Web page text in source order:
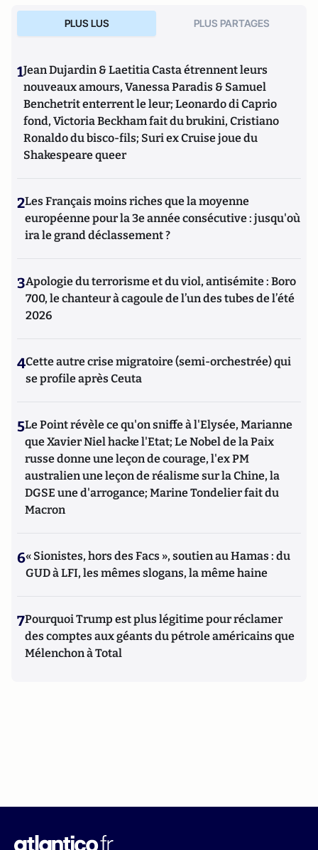
PLUS LUS PLUS PARTAGES
1Jean Dujardin & Laetitia Casta étrennent leurs
nouveaux amours, Vanessa Paradis & Samuel
Benchetrit enterrent le leur; Leonardo di Caprio
fond, Victoria Beckham fait du brukini, Cristiano
Ronaldo du bisco-fils; Suri ex Cruise joue du
Shakespeare queer
2Les Français moins riches que la moyenne
européenne pour la 3e année consécutive : jusqu'où
ira le grand déclassement ?
3Apologie du terrorisme et du viol, antisémite : Boro
700, le chanteur à cagoule de l’un des tubes de l’été
2026
4Cette autre crise migratoire (semi-orchestrée) qui
se profile après Ceuta
5Le Point révèle ce qu'on sniffe à l'Elysée, Marianne
que Xavier Niel hacke l'Etat; Le Nobel de la Paix
russe donne une leçon de courage, l'ex PM
australien une leçon de réalisme sur la Chine, la
DGSE une d'arrogance; Marine Tondelier fait du
Macron
6« Sionistes, hors des Facs », soutien au Hamas : du
GUD à LFI, les mêmes slogans, la même haine
7Pourquoi Trump est plus légitime pour réclamer
des comptes aux géants du pétrole américains que
Mélenchon à Total